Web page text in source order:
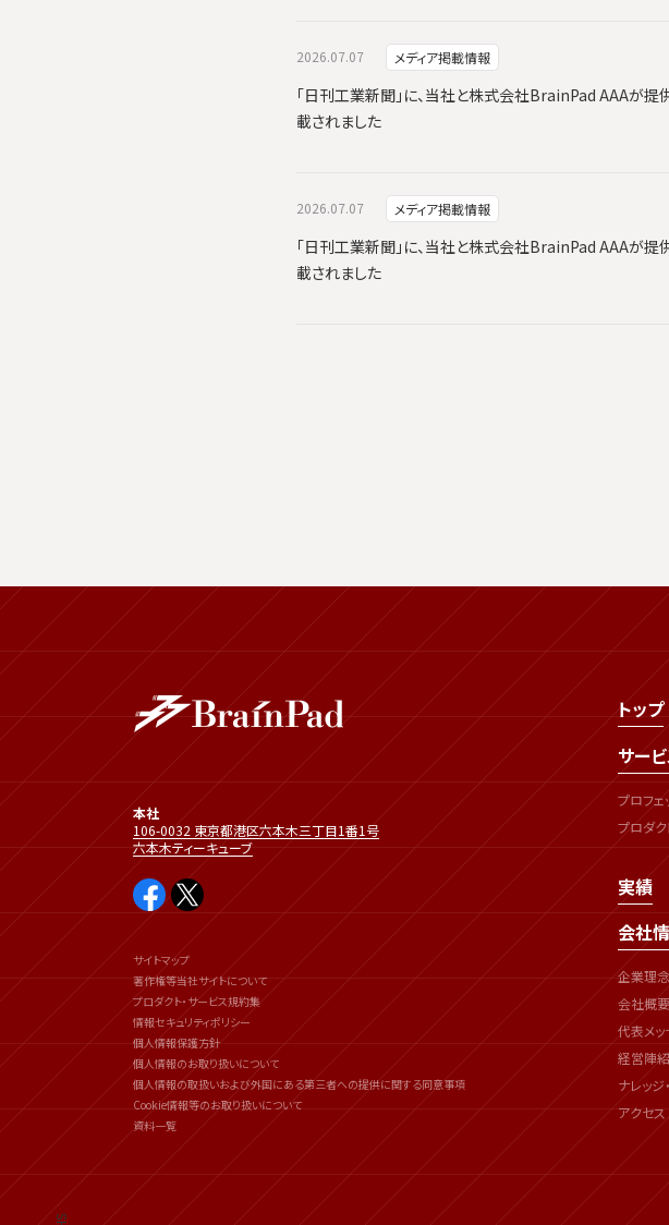
2026.07.07 メディア掲載情報
「日刊工業新聞」に、当社と株式会社BrainPad AAAが
載されました
2026.07.07 メディア掲載情報
「日刊工業新聞」に、当社と株式会社BrainPad AAAが
載されました
トップ
サー
プロフェ
プロダク
実績
会社
企業理念
会社概要
代表メ
経営陣
ナレッジ
アクセス
本社
106-0032 東京都港区六本木三丁目1番1号
六本木ティーキューブ
サイトマップ
著作権等当社サイトについて
プロダクト・サービス規約集
情報セキュリティポリシー
個人情報保護方針
個人情報のお取り扱いについて
個人情報の取扱いおよび外国にある第三者への提供に関する同意事項
Cookie情報等のお取り扱いについて
資料一覧